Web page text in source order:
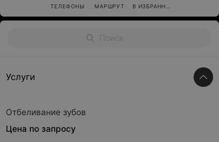
ТЕЛЕФОНЫ МАРШРУТ В ИЗБРАННОЕ
Услуги
Отбеливание зубов
Цена по запросу